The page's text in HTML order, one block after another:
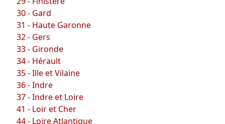
30 - Gard
31 - Haute Garonne
32 - Gers
33 - Gironde
34 - Hérault
35 - Ille et Vilaine
36 - Indre
37 - Indre et Loire
41 - Loir et Cher
44 - Loire Atlantique